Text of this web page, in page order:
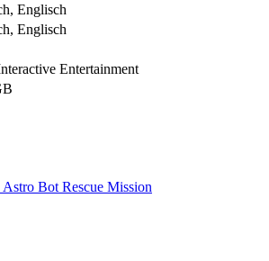
Englisch
Englisch
Entertainment